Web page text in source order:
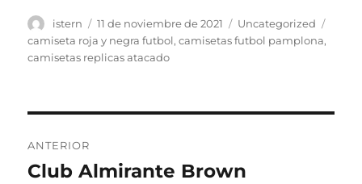
Autor
istern
Publicado
el
11 de noviembre de 2021 Categorías
Uncategorized
camiseta roja y negra futbol,camisetas futbol pamplona,
camisetas replicas atacado
de
ANTERIOR
Entrada
Club Almirante Brown